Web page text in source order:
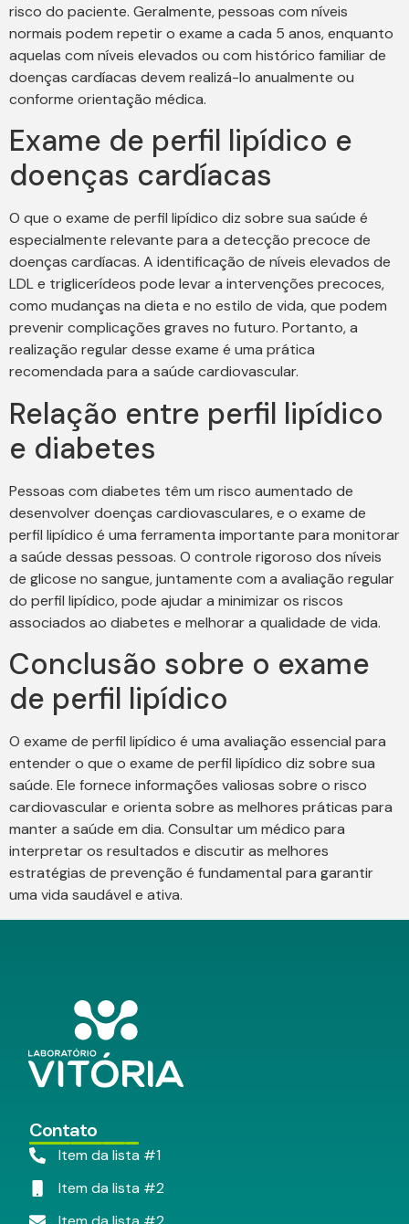
risco do paciente. Geralmente, pessoas com níveis
normais podem repetir o exame a cada 5 anos, enquanto
aquelas com níveis elevados ou com histórico familiar de
doenças cardíacas devem realizá-lo anualmente ou
conforme orientação médica.
Exame de perfil lipídico e
doenças cardíacas
O que o exame de perfil lipídico diz sobre sua saúde é
especialmente relevante para a detecção precoce de
doenças cardíacas. A identificação de níveis elevados de
LDL e triglicerídeos pode levar a intervenções precoces,
como mudanças na dieta e no estilo de vida, que podem
prevenir complicações graves no futuro. Portanto, a
realização regular desse exame é uma prática
recomendada para a saúde cardiovascular.
Relação entre perfil lipídico
e diabetes
Pessoas com diabetes têm um risco aumentado de
desenvolver doenças cardiovasculares, e o exame de
perfil lipídico é uma ferramenta importante para monitorar
a saúde dessas pessoas. O controle rigoroso dos níveis
de glicose no sangue, juntamente com a avaliação regular
do perfil lipídico, pode ajudar a minimizar os riscos
associados ao diabetes e melhorar a qualidade de vida.
Conclusão sobre o exame
de perfil lipídico
O exame de perfil lipídico é uma avaliação essencial para
entender o que o exame de perfil lipídico diz sobre sua
saúde. Ele fornece informações valiosas sobre o risco
cardiovascular e orienta sobre as melhores práticas para
manter a saúde em dia. Consultar um médico para
interpretar os resultados e discutir as melhores
estratégias de prevenção é fundamental para garantir
uma vida saudável e ativa.
Contato
Item da lista #1
Item da lista #2